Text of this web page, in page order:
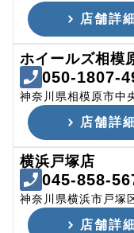
店舗詳細
ホイールズ相模
050-1807-
神奈川県相模原市中
店舗詳細
横浜戸塚店
045-858-
神奈川県横浜市戸塚
店舗詳細